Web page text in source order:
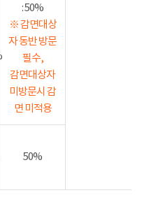
: 50%
※ 감면대상
자 동반 방문
필수,
감면대상자
미방문시 감
면 미적용
50%